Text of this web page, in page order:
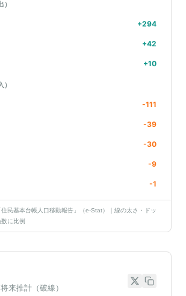
+294
+42
+10
-111
-39
-30
-9
-1
民基本台帳人口移動報告」（e-Stat）｜線の太さ・ドッ
に比例
来推計（破線）